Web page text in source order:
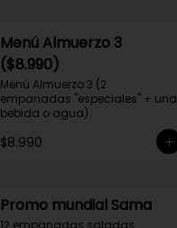
Menú Almuerzo 3
($8.990)
Menú Almuerzo 3 (2
empanadas "especiales" + una
bebida o agua)
$8.990
Promo mundial Sama
12 empanadas saladas